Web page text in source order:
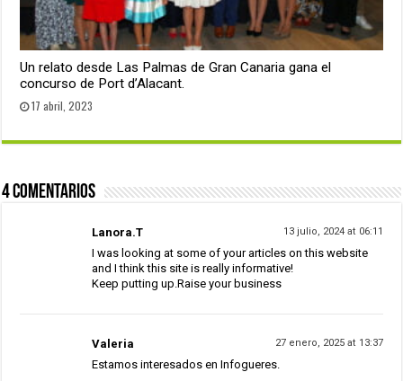
Un relato desde Las Palmas de Gran Canaria gana el
concurso de Port d’Alacant.
17 abril, 2023
4 Comentarios
Lanora.T 13 julio, 2024 at 06:11
I was looking at some of your articles on this website
and I think this site is really informative!
Keep putting up.Raise your business
Valeria 27 enero, 2025 at 13:37
Estamos interesados en Infogueres.